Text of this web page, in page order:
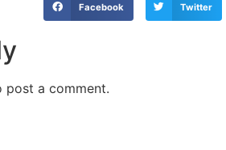
Facebook Twitter
post a comment.